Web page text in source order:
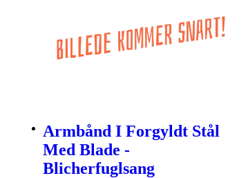
Armbånd I Forgyldt Stål
Med Blade -
Blicherfuglsang